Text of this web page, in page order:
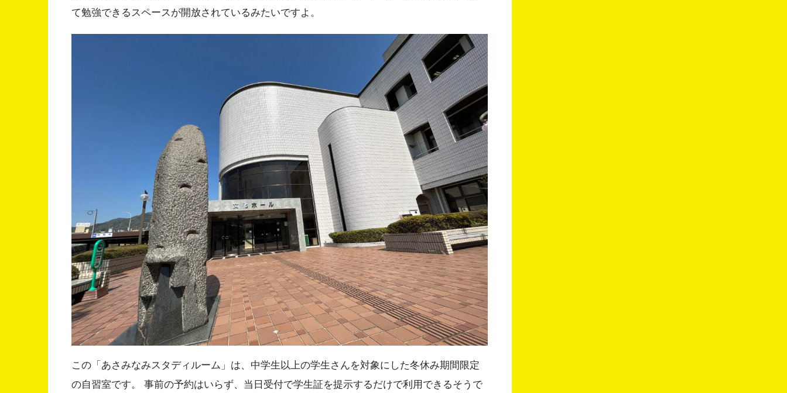
て勉強できるスペースが開放されているみたいですよ。
この「あさみなみスタディルーム」は、中学生以上の学生さんを対象にした冬休み期間限定
の自習室です。 事前の予約はいらず、当日受付で学生証を提示するだけで利用できるそうで